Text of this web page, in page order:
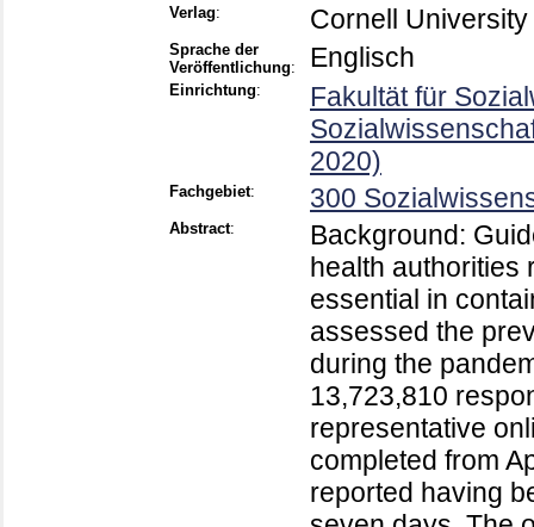
Verlag: Cornell University
Sprache der
Veröffentlichung: Englisch
Einrichtung:
Fakultät für
2020)
Fachgebiet: 300
Abstract:
Background:
health authorities
essential in
assessed the
during the
13,723,810
representative
completed from
reported having